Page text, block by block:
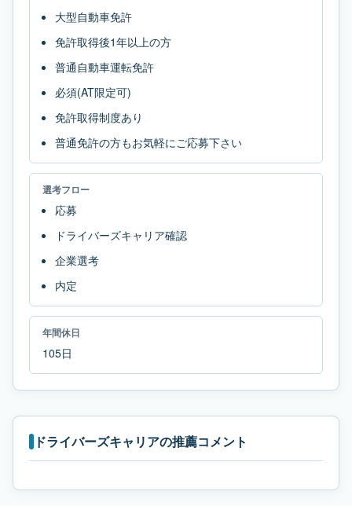
大型自動車免許
免許取得後1年以上の方
普通自動車運転免許
必須(AT限定可)
免許取得制度あり
普通免許の方もお気軽にご応募下さい
選考フロー
応募
ドライバーズキャリア確認
企業選考
内定
年間休日
105日
ドライバーズキャリアの推薦コメント